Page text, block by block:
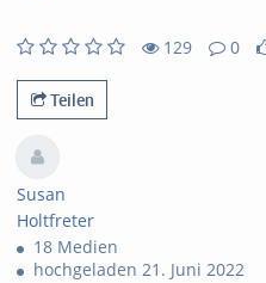
129
views
0
Kommentare
likes
favoritesTeilen
Susan
Holtfreter
18 Medien
hochgeladen 21. Juni 2022